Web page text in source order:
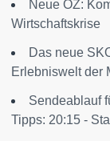
Neue OZ:
Wirtschaftskrise
Das neue
Erlebniswelt der
Sendeablauf
Tipps: 20:15 -